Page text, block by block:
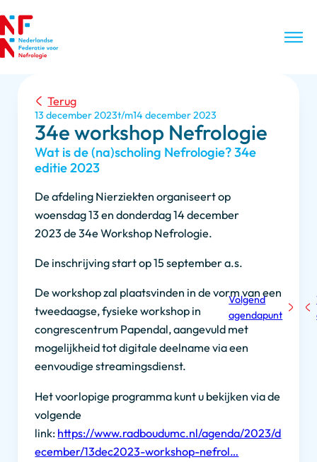
Terug
13 december 2023 14 december 2023
34e workshop Nefrologie
Wat is de (na)scholing Nefrologie? 34e
editie 2023
De afdeling Nierziekten organiseert op
woensdag 13 en donderdag 14 december
2023 de 34e Workshop Nefrologie.
De inschrijving start op 15 september a.s.
De workshop zal plaatsvinden in de vorm van een
tweedaagse, fysieke workshop in
congrescentrum Papendal, aangevuld met
mogelijkheid tot digitale deelname via een
eenvoudige streamingsdienst.
Het voorlopige programma kunt u bekijken via de
volgende
link: https://www.radboudumc.nl/agenda/2023/d
ecember/13dec2023-workshop-nefrol…
Volgend
agendapunt